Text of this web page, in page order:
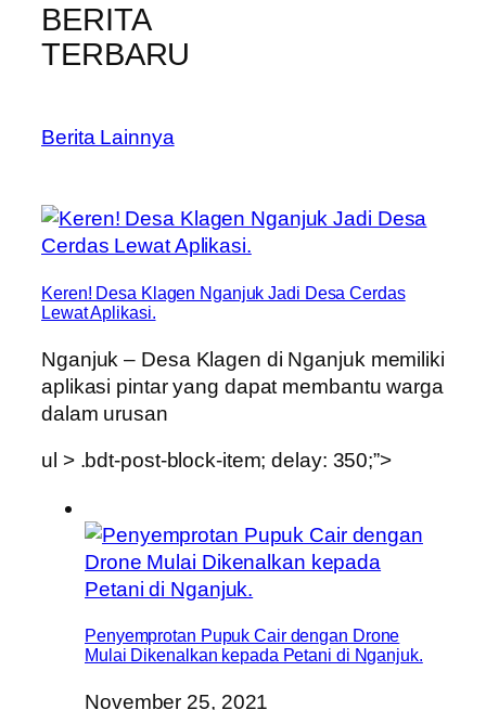
BERITA
TERBARU
Berita Lainnya
Keren! Desa Klagen Nganjuk Jadi Desa Cerdas
Lewat Aplikasi.
Nganjuk – Desa Klagen di Nganjuk memiliki
aplikasi pintar yang dapat membantu warga
dalam urusan
ul > .bdt-post-block-item; delay: 350;”>
Penyemprotan Pupuk Cair dengan Drone
Mulai Dikenalkan kepada Petani di Nganjuk.
November 25, 2021